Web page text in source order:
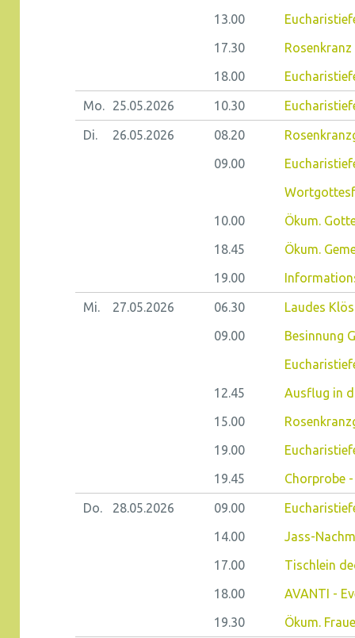
13.00
17.30
18.00
Mo. 25.05.2026 10.30
Di. 26.05.2026 08.20
09.00
10.00
Ökum.
18.45
Ökum.
19.00
Mi. 27.05.2026 06.30
Laudes
09.00
Besinnung
12.45
Ausflug in
15.00
19.00
19.45
Chorprobe
Do. 28.05.2026 09.00
14.00
Jass-
17.00
Tischlein
18.00
AVANTI -
19.30
Ökum.